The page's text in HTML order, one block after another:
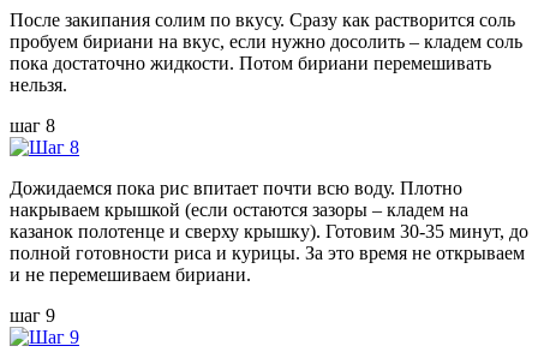
После закипания солим по вкусу. Сразу как растворится соль
пробуем бириани на вкус, если нужно досолить – кладем соль
пока достаточно жидкости. Потом бириани перемешивать
нельзя.
шаг 8
Дожидаемся пока рис впитает почти всю воду. Плотно
накрываем крышкой (если остаются зазоры – кладем на
казанок полотенце и сверху крышку). Готовим 30-35 минут, до
полной готовности риса и курицы. За это время не открываем
и не перемешиваем бириани.
шаг 9